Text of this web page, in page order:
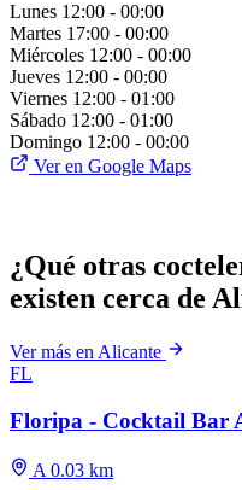
Lunes 12:00 - 00:00
Martes 17:00 - 00:00
Miércoles 12:00 - 00:00
Jueves 12:00 - 00:00
Viernes 12:00 - 01:00
Sábado 12:00 - 01:00
Domingo 12:00 - 00:00
Ver en Google Maps
¿Qué otras
existen cerca de
Ver más en Alicante
FL
Floripa - Cocktail Bar
A 0.03 km